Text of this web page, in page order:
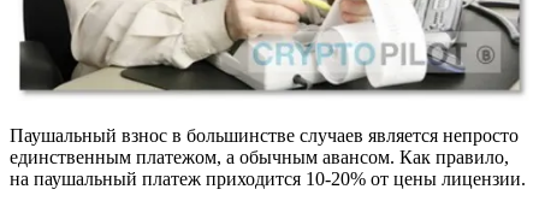
Паушальный взнос в большинстве случаев является непросто
единственным платежом, а обычным авансом. Как правило,
на паушальный платеж приходится 10-20% от цены лицензии.